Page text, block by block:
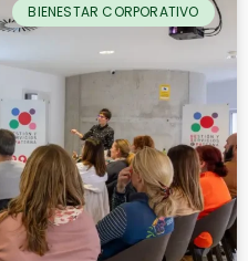
BIENESTAR CORPORATIVO